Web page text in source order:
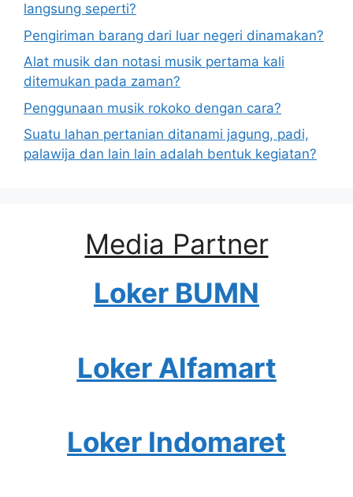
langsung seperti?
Pengiriman barang dari luar negeri dinamakan?
Alat musik dan notasi musik pertama kali
ditemukan pada zaman?
Penggunaan musik rokoko dengan cara?
Suatu lahan pertanian ditanami jagung, padi,
palawija dan lain lain adalah bentuk kegiatan?
Media Partner
Loker BUMN
Loker Alfamart
Loker Indomaret